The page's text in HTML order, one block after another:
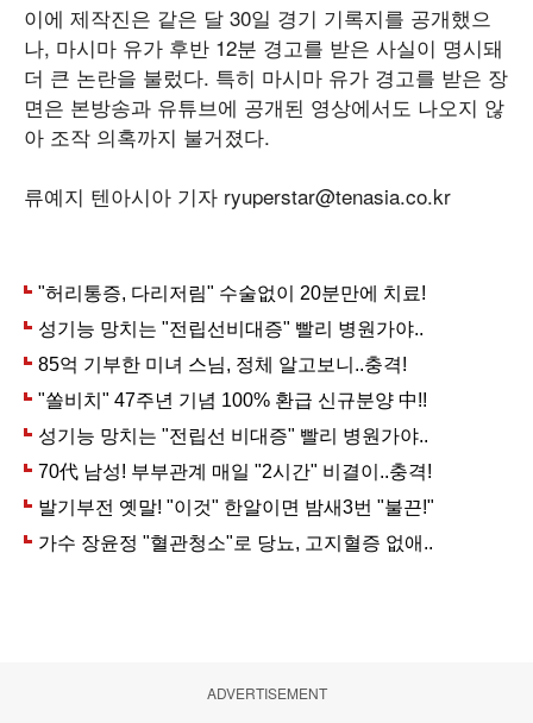
이에 제작진은 같은 달 30일 경기 기록지를 공개했으
나, 마시마 유가 후반 12분 경고를 받은 사실이 명시돼
더 큰 논란을 불렀다. 특히 마시마 유가 경고를 받은 장
면은 본방송과 유튜브에 공개된 영상에서도 나오지 않
아 조작 의혹까지 불거졌다.
류예지 텐아시아 기자 ryuperstar@tenasia.co.kr
ADVERTISEMENT